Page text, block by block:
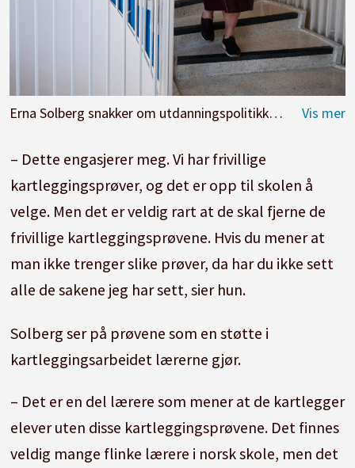
Erna Solberg snakker om utdanningspolitikk i Ukast. Siv
– Dette engasjerer meg. Vi har frivillige
kartleggingsprøver, og det er opp til skolen å
velge. Men det er veldig rart at de skal fjerne de
frivillige kartleggingsprøvene. Hvis du mener at
man ikke trenger slike prøver, da har du ikke sett
alle de sakene jeg har sett, sier hun.
Solberg ser på prøvene som en støtte i
kartleggingsarbeidet lærerne gjør.
– Det er en del lærere som mener at de kartlegger
elever uten disse kartleggingsprøvene. Det finnes
veldig mange flinke lærere i norsk skole, men det